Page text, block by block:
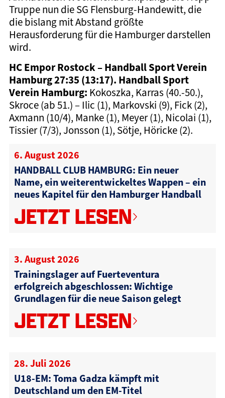
Truppe nun die SG Flensburg-Handewitt, die
die bislang mit Abstand größte
Herausforderung für die Hamburger darstellen
wird.
HC Empor Rostock – Handball Sport Verein
Hamburg 27:35 (13:17). Handball Sport
Verein Hamburg: Kokoszka, Karras (40.-50.),
Skroce (ab 51.) – Ilic (1), Markovski (9), Fick (2),
Axmann (10/4), Manke (1), Meyer (1), Nicolai (1),
Tissier (7/3), Jonsson (1), Sötje, Höricke (2).
6. August 2026
HANDBALL CLUB HAMBURG: Ein neuer
Name, ein weiterentwickeltes Wappen – ein
neues Kapitel für den Hamburger Handball
JETZT LESEN
3. August 2026
Trainingslager auf Fuerteventura
erfolgreich abgeschlossen: Wichtige
Grundlagen für die neue Saison gelegt
JETZT LESEN
28. Juli 2026
U18-EM: Toma Gadza kämpft mit
Deutschland um den EM-Titel